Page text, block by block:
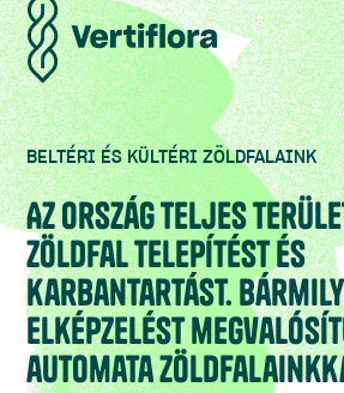
BELTÉRI ÉS KÜLTÉRI ZÖLDFALAINK
Az ország teljes
zöldfal telepítést és
karbantartást.
elképzelést
automata